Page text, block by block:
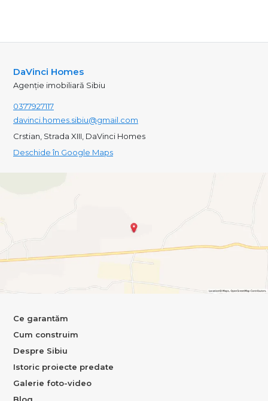
DaVinci Homes
Agenție imobiliară Sibiu
0377927117
davinci.homes.sibiu@gmail.com
Crstian, Strada XIII, DaVinci Homes
Deschide în Google Maps
Ce garantăm
Cum construim
Despre Sibiu
Istoric proiecte predate
Galerie foto-video
Blog